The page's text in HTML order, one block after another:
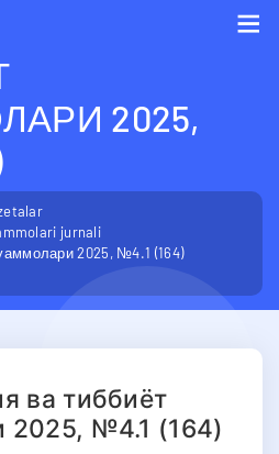
2025,
jurnali
2025, №4.1 (164)
ва тиббиёт
2025, №4.1 (164)